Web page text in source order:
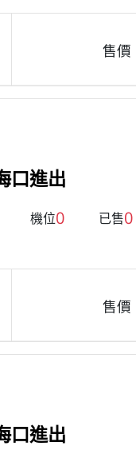
售價
口進出
機位0 已售0
售價
口進出